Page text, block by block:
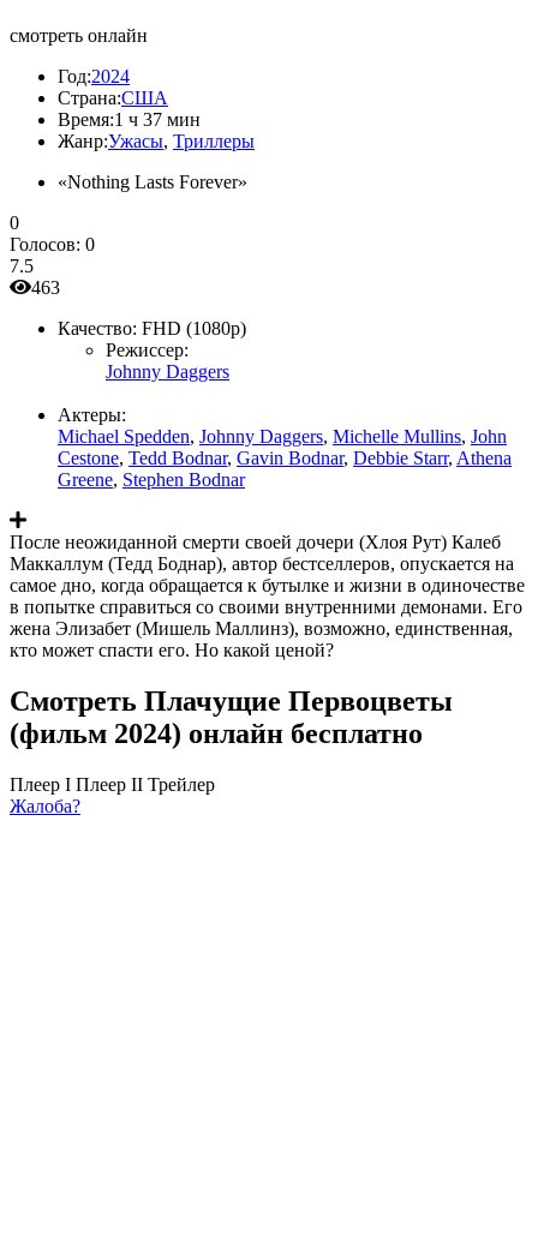
смотреть онлайн
Год:2024
Страна:США
Время:1 ч 37 мин
Жанр:Ужасы, Триллеры
«Nothing Lasts Forever»
0
Голосов: 0
7.5
463
Качество: FHD (1080p)
Режиссер:
Johnny Daggers
Актеры:
Michael Spedden, Johnny Daggers, Michelle Mullins, John
Cestone, Tedd Bodnar, Gavin Bodnar, Debbie Starr, Athena
Greene, Stephen Bodnar
После неожиданной смерти своей дочери (Хлоя Рут) Калеб
Маккаллум (Тедд Боднар), автор бестселлеров, опускается на
самое дно, когда обращается к бутылке и жизни в одиночестве
в попытке справиться со своими внутренними демонами. Его
жена Элизабет (Мишель Маллинз), возможно, единственная,
кто может спасти его. Но какой ценой?
Смотреть Плачущие Первоцветы
(фильм 2024) онлайн бесплатно
Плеер I Плеер II Трейлер
Жалоба?